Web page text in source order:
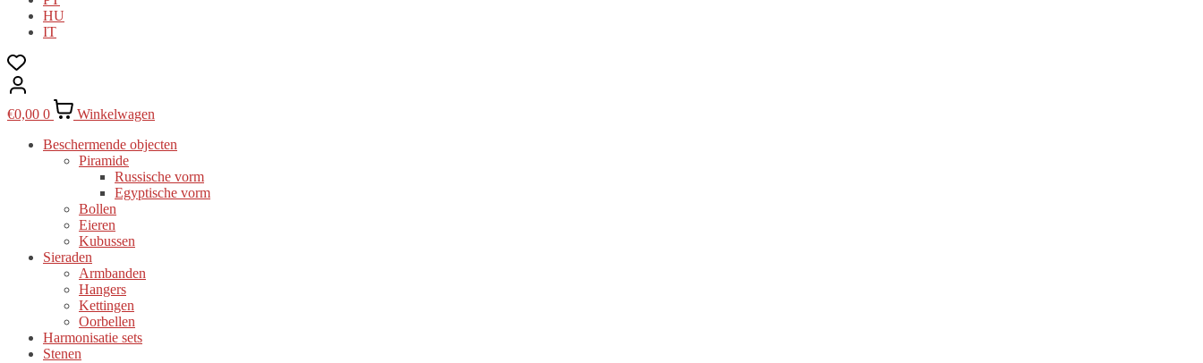
HU
IT
€0,00 0
Winkelwagen
Beschermende objecten
Piramide
Russische vorm
Egyptische vorm
Bollen
Eieren
Kubussen
Sieraden
Armbanden
Hangers
Kettingen
Oorbellen
Harmonisatie sets
Stenen